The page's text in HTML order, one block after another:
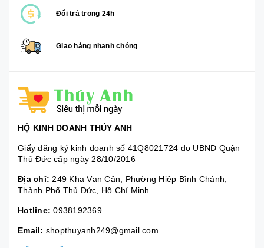
Đổi trả trong 24h
Giao hàng nhanh chóng
HỘ KINH DOANH THÚY ANH
Giấy đăng ký kinh doanh số 41Q8021724 do UBND Quận
Thủ Đức cấp ngày 28/10/2016
Địa chỉ: 249 Kha Vạn Cân, Phường Hiệp Bình Chánh,
Thành Phố Thủ Đức, Hồ Chí Minh
Hotline: 0938192369
Email: shopthuyanh249@gmail.com